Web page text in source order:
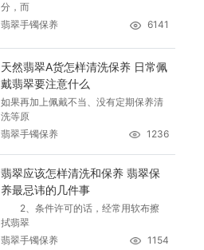
分，而
翡翠手镯保养
6141
天然翡翠A货怎样清洗保养 日常佩
戴翡翠要注意什么
如果再加上佩戴不当、没有定期保养清
洗等原
翡翠手镯保养
1236
翡翠应该怎样清洗和保养 翡翠保
养最忌讳的几件事
2、条件许可的话，经常用软布擦
拭翡翠
翡翠手镯保养
1154